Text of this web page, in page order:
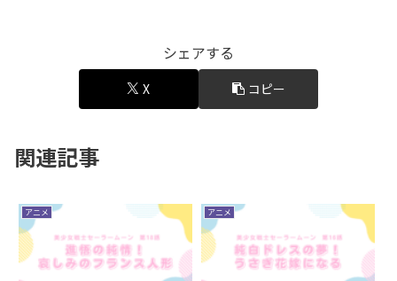
シェアする
X コピー
関連記事
アニメ アニメ